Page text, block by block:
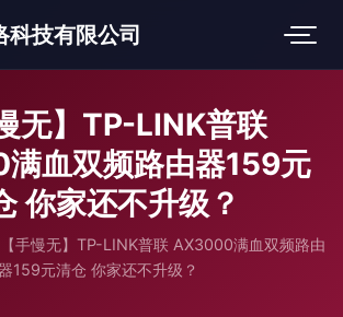
科技有限公司
无】TP-LINK普联
血双频路由器159元
你家还不升级？
【手慢无】TP-LINK普联 AX3000满血双频路由
159元清仓 你家还不升级？